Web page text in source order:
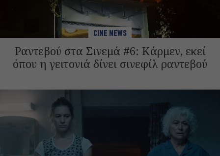
CINE NEWS
Ραντεβού στα Σινεμά #6: Κάρμεν, εκεί
όπου η γειτονιά δίνει σινεφίλ ραντεβού